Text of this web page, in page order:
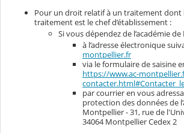
Pour un droit relatif à un traitement dont
traitement est le chef d’établissement :
Si vous dépendez de l’académie
à l’adresse électronique
montpellier.fr
via le formulaire de saisine
https://www.ac-
par courrier en vous
protection des données de
Montpellier - 31, rue de
34064 Montpellier Cedex 2